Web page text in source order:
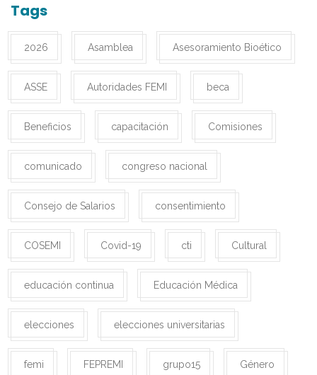
Tags
2026 Asamblea Asesoramiento Bioético
ASSE Autoridades FEMI beca
Beneficios capacitación Comisiones
comunicado congreso nacional
Consejo de Salarios consentimiento
COSEMI Covid-19 cti Cultural
educación continua Educación Médica
elecciones elecciones universitarias
femi FEPREMI grupo15 Género